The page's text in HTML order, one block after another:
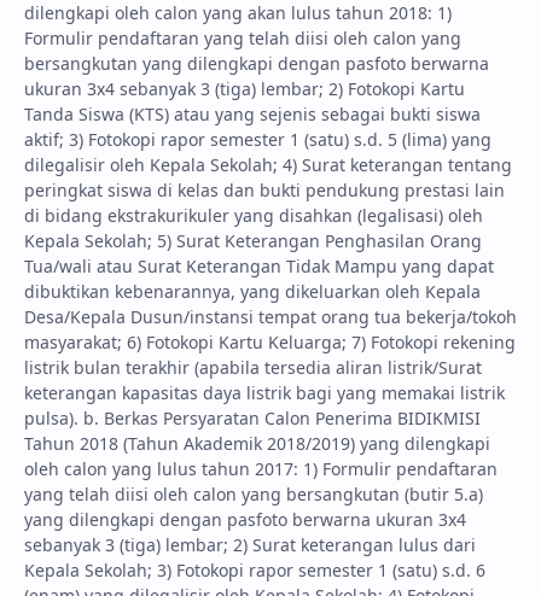
dilengkapi oleh calon yang akan lulus tahun 2018: 1)
Formulir pendaftaran yang telah diisi oleh calon yang
bersangkutan yang dilengkapi dengan pasfoto berwarna
ukuran 3x4 sebanyak 3 (tiga) lembar; 2) Fotokopi Kartu
Tanda Siswa (KTS) atau yang sejenis sebagai bukti siswa
aktif; 3) Fotokopi rapor semester 1 (satu) s.d. 5 (lima) yang
dilegalisir oleh Kepala Sekolah; 4) Surat keterangan tentang
peringkat siswa di kelas dan bukti pendukung prestasi lain
di bidang ekstrakurikuler yang disahkan (legalisasi) oleh
Kepala Sekolah; 5) Surat Keterangan Penghasilan Orang
Tua/wali atau Surat Keterangan Tidak Mampu yang dapat
dibuktikan kebenarannya, yang dikeluarkan oleh Kepala
Desa/Kepala Dusun/instansi tempat orang tua bekerja/tokoh
masyarakat; 6) Fotokopi Kartu Keluarga; 7) Fotokopi rekening
listrik bulan terakhir (apabila tersedia aliran listrik/Surat
keterangan kapasitas daya listrik bagi yang memakai listrik
pulsa). b. Berkas Persyaratan Calon Penerima BIDIKMISI
Tahun 2018 (Tahun Akademik 2018/2019) yang dilengkapi
oleh calon yang lulus tahun 2017: 1) Formulir pendaftaran
yang telah diisi oleh calon yang bersangkutan (butir 5.a)
yang dilengkapi dengan pasfoto berwarna ukuran 3x4
sebanyak 3 (tiga) lembar; 2) Surat keterangan lulus dari
Kepala Sekolah; 3) Fotokopi rapor semester 1 (satu) s.d. 6